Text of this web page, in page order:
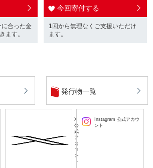
合った金
ます。
今回寄付する
1回から無理なくご支援いただけ
ます。
発行物一覧
X
公
式
ア
カ
ウ
ン
ト
Instagram 公式アカウ
ント